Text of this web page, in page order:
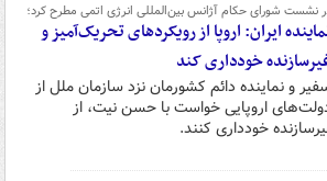
نشست شورای حکام آژانس بین‌المللی انرژی اتمی مطرح کرد؛
ایران: اروپا از رویکردهای تحریک‌آمیز و
خودداری کند
و نماینده دائم کشورمان نزد سازمان ملل از
اروپایی خواست با حسن نیت، از
خودداری کنند.